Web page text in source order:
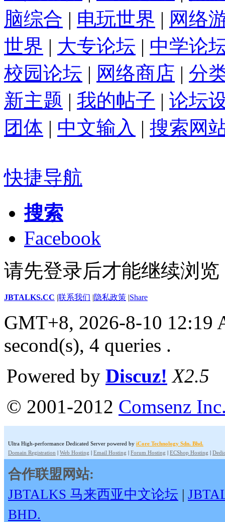
脑综合 | 电玩世界 | 网络
世界 | 大专论坛 | 中学论
校园论坛 | 网络商店 | 分
新主题 | 我的帖子 | 论坛
团体 | 中文输入 | 搜索网
快捷导航
搜索
Facebook
请先登录后才能继续浏览
JBTALKS.CC |联系我们 |隐私政策 |Share
GMT+8, 2026-8-10 12:19
second(s), 4 queries .
Powered by Discuz! X2.5
© 2001-2012 Comsenz
Ultra High-performance Dedicated Server powered by iCore Technology Sdn. Bhd.
Domain Registration | Web Hosting | Email Hosting | Forum Hosting | ECShop Hosting |
合作联盟网站:
JBTALKS 马来西亚中文论坛 |
BHD.